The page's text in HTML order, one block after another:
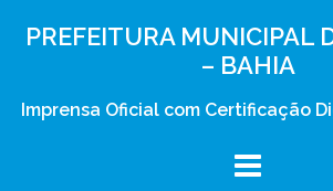
PREFEITURA MUNICIPAL
– BAHIA
Imprensa Oficial com Certificação